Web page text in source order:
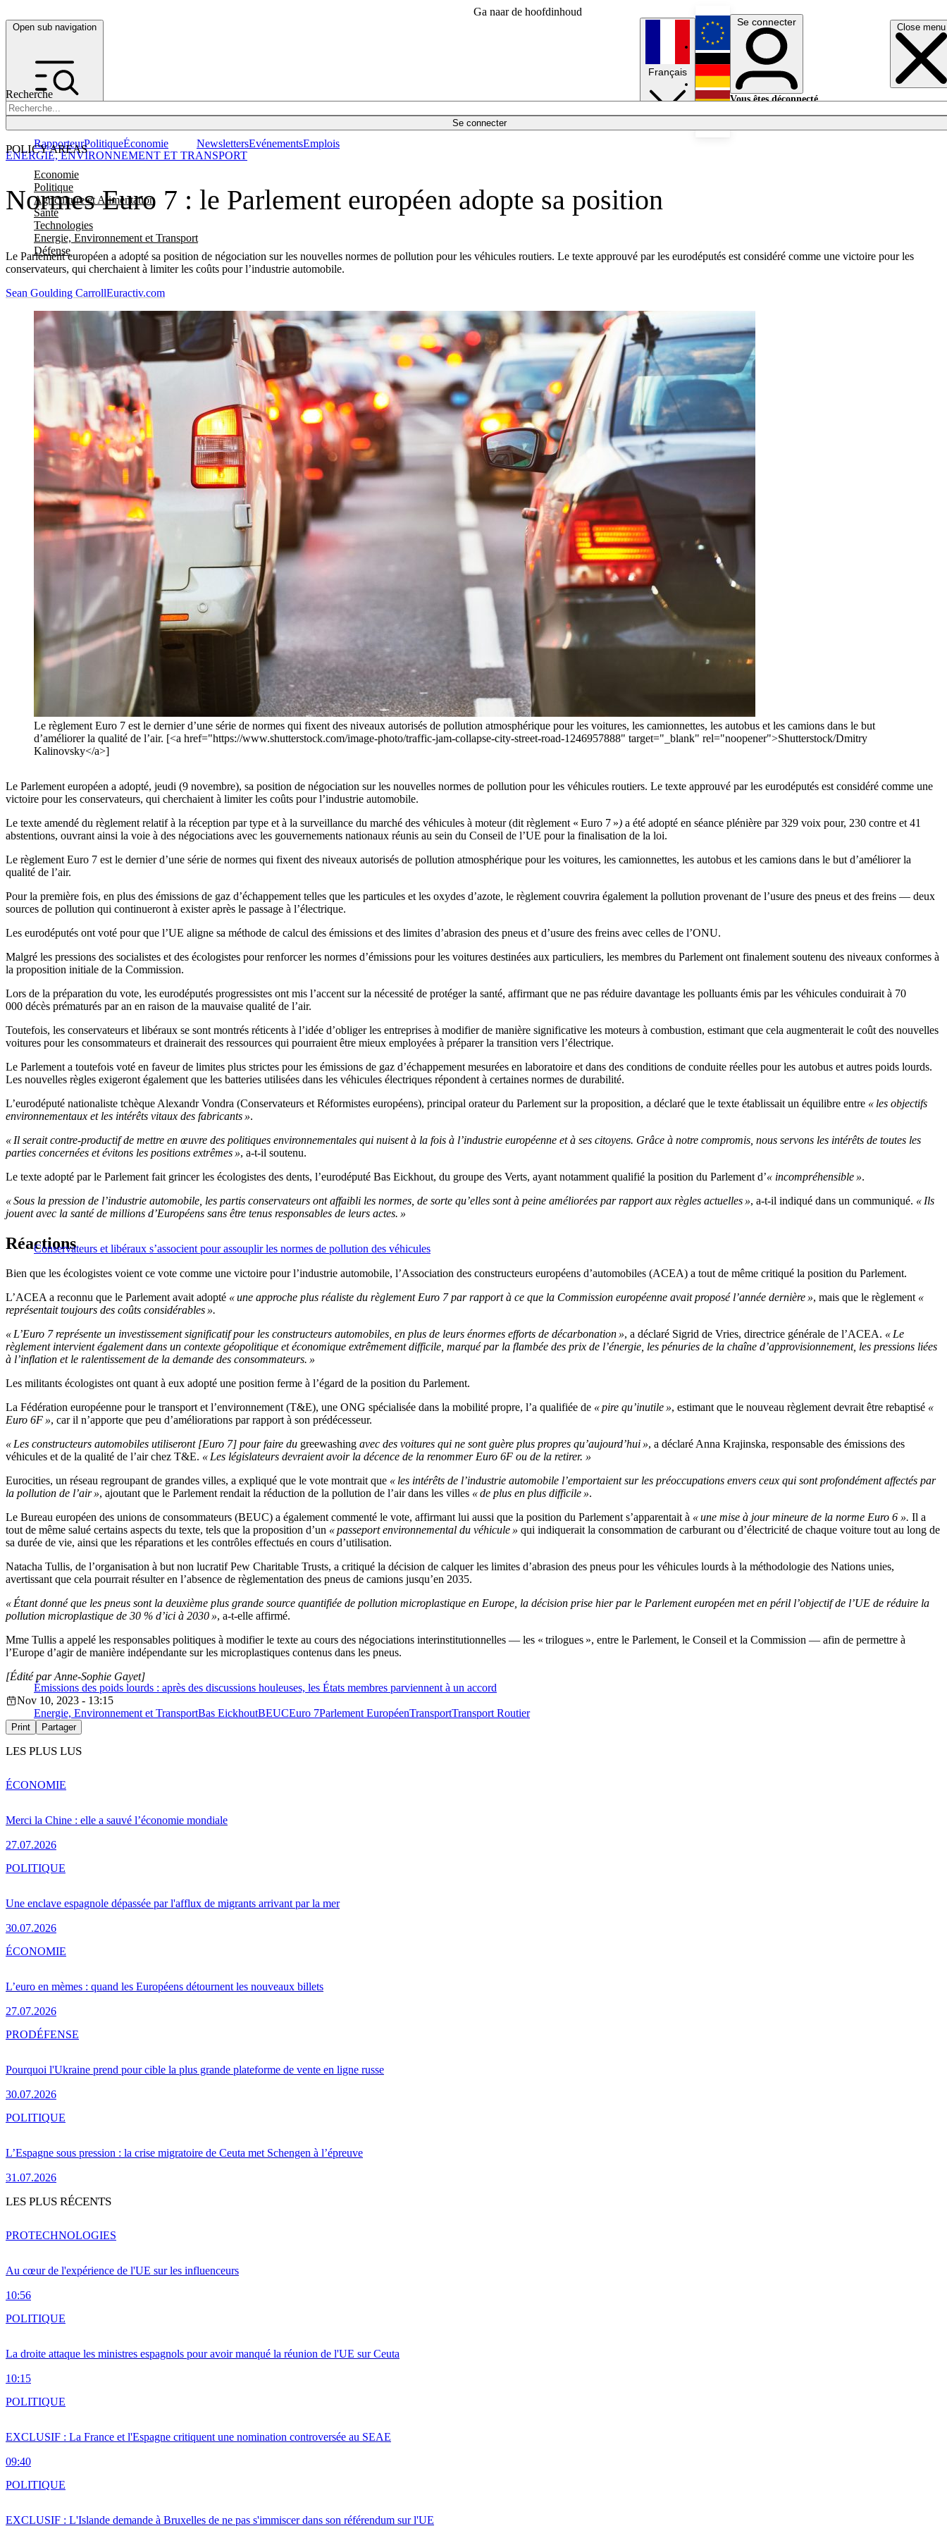
Ga naar de hoofdinhoud
Open sub navigation Close menu
Recherche
Se connecter
POLICY AREAS
Economie
Politique
Agriculture et Alimentation
Santé
Technologies
Energie, Environnement et Transport
Défense
RapporteurPolitiqueÉconomie NewslettersEvénementsEmplois
Français
English
Deutsch
Se connecter
Vous êtes déconnecté.
Normes Euro 7 : le Parlement européen adopte sa position
Le Parlement européen a adopté sa position de négociation sur les nouvelles normes de pollution pour les véhicules routiers. Le texte approuvé par les eurodéputés est considéré comme une victoire pour les
conservateurs, qui cherchaient à limiter les coûts pour l’industrie automobile.
ENERGIE, ENVIRONNEMENT ET TRANSPORT
Sean Goulding CarrollEuractiv.com
Le règlement Euro 7 est le dernier d’une série de normes qui fixent des niveaux autorisés de pollution atmosphérique pour les voitures, les camionnettes, les autobus et les camions dans le but
d’améliorer la qualité de l’air. [<a href="https://www.shutterstock.com/image-photo/traffic-jam-collapse-city-street-road-1246957888" target="_blank" rel="noopener">Shutterstock/Dmitry
Kalinovsky</a>]
Le Parlement européen a adopté, jeudi (9 novembre), sa position de négociation sur les nouvelles normes de pollution pour les véhicules routiers. Le texte approuvé par les eurodéputés est considéré comme une
victoire pour les conservateurs, qui cherchaient à limiter les coûts pour l’industrie automobile.
Le texte amendé du règlement relatif à la réception par type et à la surveillance du marché des véhicules à moteur (dit règlement « Euro 7 ») a été adopté en séance plénière par 329 voix pour, 230 contre et 41
abstentions, ouvrant ainsi la voie à des négociations avec les gouvernements nationaux réunis au sein du Conseil de l’UE pour la finalisation de la loi.
Le règlement Euro 7 est le dernier d’une série de normes qui fixent des niveaux autorisés de pollution atmosphérique pour les voitures, les camionnettes, les autobus et les camions dans le but d’améliorer la
qualité de l’air.
Pour la première fois, en plus des émissions de gaz d’échappement telles que les particules et les oxydes d’azote, le règlement couvrira également la pollution provenant de l’usure des pneus et des freins — deux
sources de pollution qui continueront à exister après le passage à l’électrique.
Les eurodéputés ont voté pour que l’UE aligne sa méthode de calcul des émissions et des limites d’abrasion des pneus et d’usure des freins avec celles de l’ONU.
Malgré les pressions des socialistes et des écologistes pour renforcer les normes d’émissions pour les voitures destinées aux particuliers, les membres du Parlement ont finalement soutenu des niveaux conformes à
la proposition initiale de la Commission.
Lors de la préparation du vote, les eurodéputés progressistes ont mis l’accent sur la nécessité de protéger la santé, affirmant que ne pas réduire davantage les polluants émis par les véhicules conduirait à 70
000 décès prématurés par an en raison de la mauvaise qualité de l’air.
Toutefois, les conservateurs et libéraux se sont montrés réticents à l’idée d’obliger les entreprises à modifier de manière significative les moteurs à combustion, estimant que cela augmenterait le coût des nouvelles
voitures pour les consommateurs et drainerait des ressources qui pourraient être mieux employées à préparer la transition vers l’électrique.
Le Parlement a toutefois voté en faveur de limites plus strictes pour les émissions de gaz d’échappement mesurées en laboratoire et dans des conditions de conduite réelles pour les autobus et autres poids lourds.
Les nouvelles règles exigeront également que les batteries utilisées dans les véhicules électriques répondent à certaines normes de durabilité.
L’eurodéputé nationaliste tchèque Alexandr Vondra (Conservateurs et Réformistes européens), principal orateur du Parlement sur la proposition, a déclaré que le texte établissait un équilibre entre « les objectifs
environnementaux et les intérêts vitaux des fabricants ».
« Il serait contre-productif de mettre en œuvre des politiques environnementales qui nuisent à la fois à l’industrie européenne et à ses citoyens. Grâce à notre compromis, nous servons les intérêts de toutes les
parties concernées et évitons les positions extrêmes », a-t-il soutenu.
Le texte adopté par le Parlement fait grincer les écologistes des dents, l’eurodéputé Bas Eickhout, du groupe des Verts, ayant notamment qualifié la position du Parlement d’« incompréhensible ».
« Sous la pression de l’industrie automobile, les partis conservateurs ont affaibli les normes, de sorte qu’elles sont à peine améliorées par rapport aux règles actuelles », a-t-il indiqué dans un communiqué. « Ils
jouent avec la santé de millions d’Européens sans être tenus responsables de leurs actes. »
Conservateurs et libéraux s’associent pour assouplir les normes de pollution des véhicules
Réactions
Bien que les écologistes voient ce vote comme une victoire pour l’industrie automobile, l’Association des constructeurs européens d’automobiles (ACEA) a tout de même critiqué la position du Parlement.
L’ACEA a reconnu que le Parlement avait adopté « une approche plus réaliste du règlement Euro 7 par rapport à ce que la Commission européenne avait proposé l’année dernière », mais que le règlement «
représentait toujours des coûts considérables ».
« L’Euro 7 représente un investissement significatif pour les constructeurs automobiles, en plus de leurs énormes efforts de décarbonation », a déclaré Sigrid de Vries, directrice générale de l’ACEA. « Le
règlement intervient également dans un contexte géopolitique et économique extrêmement difficile, marqué par la flambée des prix de l’énergie, les pénuries de la chaîne d’approvisionnement, les pressions liées
à l’inflation et le ralentissement de la demande des consommateurs. »
Les militants écologistes ont quant à eux adopté une position ferme à l’égard de la position du Parlement.
La Fédération européenne pour le transport et l’environnement (T&E), une ONG spécialisée dans la mobilité propre, l’a qualifiée de « pire qu’inutile », estimant que le nouveau règlement devrait être rebaptisé «
Euro 6F », car il n’apporte que peu d’améliorations par rapport à son prédécesseur.
« Les constructeurs automobiles utiliseront [Euro 7] pour faire du greewashing avec des voitures qui ne sont guère plus propres qu’aujourd’hui », a déclaré Anna Krajinska, responsable des émissions des
véhicules et de la qualité de l’air chez T&E. « Les législateurs devraient avoir la décence de la renommer Euro 6F ou de la retirer. »
Eurocities, un réseau regroupant de grandes villes, a expliqué que le vote montrait que « les intérêts de l’industrie automobile l’emportaient sur les préoccupations envers ceux qui sont profondément affectés par
la pollution de l’air », ajoutant que le Parlement rendait la réduction de la pollution de l’air dans les villes « de plus en plus difficile ».
Le Bureau européen des unions de consommateurs (BEUC) a également commenté le vote, affirmant lui aussi que la position du Parlement s’apparentait à « une mise à jour mineure de la norme Euro 6 ». Il a
tout de même salué certains aspects du texte, tels que la proposition d’un « passeport environnemental du véhicule » qui indiquerait la consommation de carburant ou d’électricité de chaque voiture tout au long de
sa durée de vie, ainsi que les réparations et les contrôles effectués en cours d’utilisation.
Natacha Tullis, de l’organisation à but non lucratif Pew Charitable Trusts, a critiqué la décision de calquer les limites d’abrasion des pneus pour les véhicules lourds à la méthodologie des Nations unies,
avertissant que cela pourrait résulter en l’absence de règlementation des pneus de camions jusqu’en 2035.
« Étant donné que les pneus sont la deuxième plus grande source quantifiée de pollution microplastique en Europe, la décision prise hier par le Parlement européen met en péril l’objectif de l’UE de réduire la
pollution microplastique de 30 % d’ici à 2030 », a-t-elle affirmé.
Mme Tullis a appelé les responsables politiques à modifier le texte au cours des négociations interinstitutionnelles — les « trilogues », entre le Parlement, le Conseil et la Commission — afin de permettre à
l’Europe d’agir de manière indépendante sur les microplastiques contenus dans les pneus.
Émissions des poids lourds : après des discussions houleuses, les États membres parviennent à un accord
[Édité par Anne-Sophie Gayet]
Nov 10, 2023 - 13:15
Energie, Environnement et TransportBas EickhoutBEUCEuro 7Parlement EuropéenTransportTransport Routier
Print Partager
LES PLUS LUS
Merci la Chine : elle a sauvé l’économie mondiale
27.07.2026
ÉCONOMIE
Une enclave espagnole dépassée par l'afflux de migrants arrivant par la mer
30.07.2026
POLITIQUE
L’euro en mèmes : quand les Européens détournent les nouveaux billets
27.07.2026
ÉCONOMIE
Pourquoi l'Ukraine prend pour cible la plus grande plateforme de vente en ligne russe
30.07.2026
PRODÉFENSE
L’Espagne sous pression : la crise migratoire de Ceuta met Schengen à l’épreuve
31.07.2026
POLITIQUE
LES PLUS RÉCENTS
Au cœur de l'expérience de l'UE sur les influenceurs
10:56
PROTECHNOLOGIES
La droite attaque les ministres espagnols pour avoir manqué la réunion de l'UE sur Ceuta
10:15
POLITIQUE
EXCLUSIF : La France et l'Espagne critiquent une nomination controversée au SEAE
09:40
POLITIQUE
EXCLUSIF : L'Islande demande à Bruxelles de ne pas s'immiscer dans son référendum sur l'UE
POLITIQUE